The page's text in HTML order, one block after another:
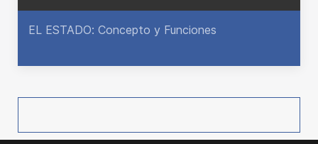
EL ESTADO: Concepto y Funciones